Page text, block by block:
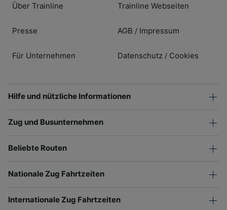
Über Trainline
Presse
Für Unternehmen
Trainline Webseiten
AGB / Impressum
Datenschutz / Cookies
Hilfe und nützliche Informationen
Zug und Busunternehmen
Beliebte Routen
Nationale Zug Fahrtzeiten
Internationale Zug Fahrtzeiten